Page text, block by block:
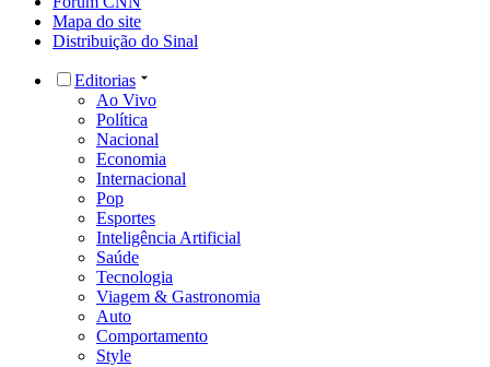
Mapa do site
Distribuição do Sinal
Editorias
Ao Vivo
Política
Nacional
Economia
Internacional
Pop
Esportes
Inteligência Artificial
Saúde
Tecnologia
Viagem & Gastronomia
Auto
Comportamento
Style